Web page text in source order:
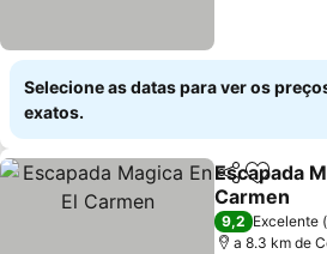
Selecione as datas para ver os
exatos.
Partilhar
Escapada
Carmen
9,2 Excelente
a 8.3 km de